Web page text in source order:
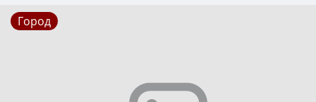
Город